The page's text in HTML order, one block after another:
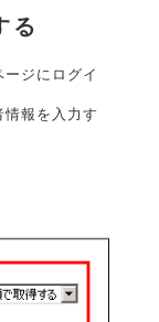
る
ジにログイ
報を入力す